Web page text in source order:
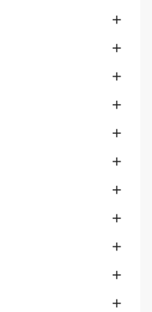










